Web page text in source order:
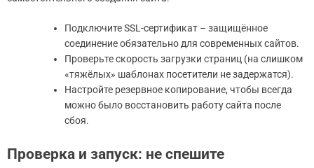
Подключите SSL-сертификат – защищённое
соединение обязательно для современных сайтов.
Проверьте скорость загрузки страниц (на слишком
«тяжёлых» шаблонах посетители не задержатся).
Настройте резервное копирование, чтобы всегда
можно было восстановить работу сайта после
сбоя.
Проверка и запуск: не спешите